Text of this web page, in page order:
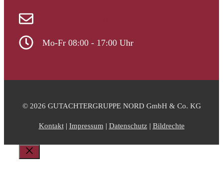
Mo-Fr 08:00 - 17:00 Uhr
© 2026 GUTACHTERGRUPPE NORD GmbH & Co. KG
Kontakt| Impressum | Datenschutz| Bildrechte
Schließen